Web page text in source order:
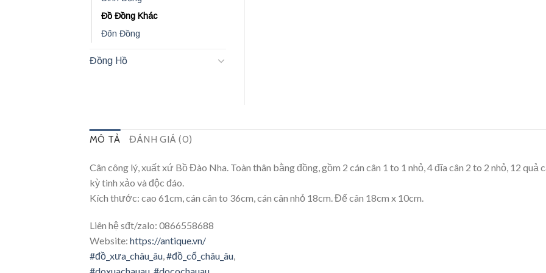
Đồ Đồng Khác
Đôn Đồng
Đồng Hồ
MÔ TẢ ĐÁNH GIÁ (0)
Cân công lý, xuất xứ Bồ Đào Nha. Toàn thân bằng đồng, gồm 2 cán cân 1 to 1 nhỏ, 4 đĩa cân 2 to 2 nhỏ, 12 quả
kỳ tinh xảo và độc đáo.
Kích thước: cao 61cm, cán cân to 36cm, cán cân nhỏ 18cm. Đế cân 18cm x 10cm.
Liên hệ sđt/zalo: 0866558688
Website: https://antique.vn/
#đồ_xưa_châu_âu,#đồ_cổ_châu_âu,